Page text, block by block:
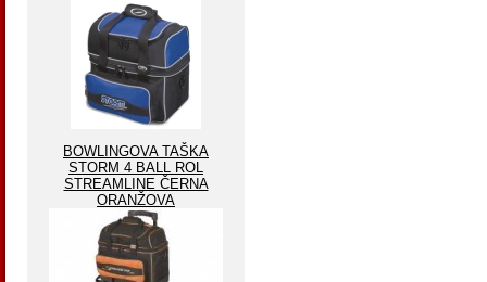
BOWLINGOVA TAŠKA
STORM 4 BALL ROL
STREAMLINE ČERNA
ORANŽOVA